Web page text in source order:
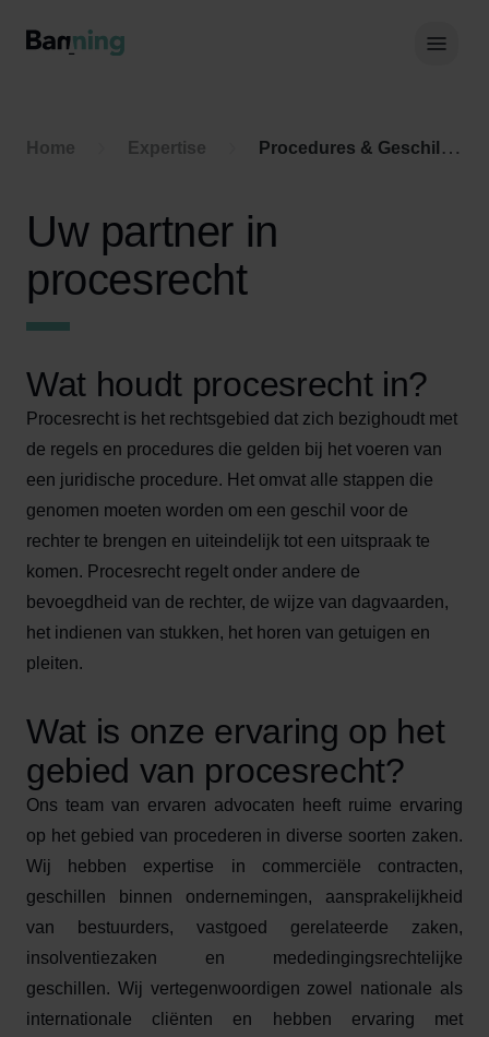
Home Expertise Procedures & Geschillenbeslechting
Uw partner in
procesrecht
Wat houdt procesrecht in?
Procesrecht is het rechtsgebied dat zich bezighoudt met
de regels en procedures die gelden bij het voeren van
een juridische procedure. Het omvat alle stappen die
genomen moeten worden om een geschil voor de
rechter te brengen en uiteindelijk tot een uitspraak te
komen. Procesrecht regelt onder andere de
bevoegdheid van de rechter, de wijze van dagvaarden,
het indienen van stukken, het horen van getuigen en
pleiten.
Wat is onze ervaring op het
gebied van procesrecht?
Ons team van ervaren advocaten heeft ruime ervaring
op het gebied van procederen in diverse soorten zaken.
Wij hebben expertise in commerciële contracten,
geschillen binnen ondernemingen, aansprakelijkheid
van bestuurders, vastgoed gerelateerde zaken,
insolventiezaken en mededingingsrechtelijke
geschillen. Wij vertegenwoordigen zowel nationale als
internationale cliënten en hebben ervaring met